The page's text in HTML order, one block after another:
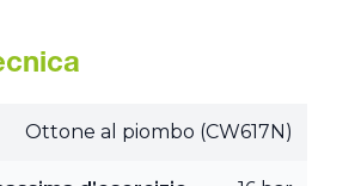
Ottone al piombo (CW617N)